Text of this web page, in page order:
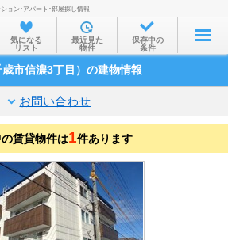
お部屋を探す
沿線・駅から
住所から
家賃相場から
通勤通学時間から
物件特集から
不動産会社から
TOP
ョン･アパート･部屋探し情報
気になる
リスト
最近見た
物件
保存中の
条件
市信濃3丁目）の建物情報
お問い合わせ
賃貸物件は1件あります